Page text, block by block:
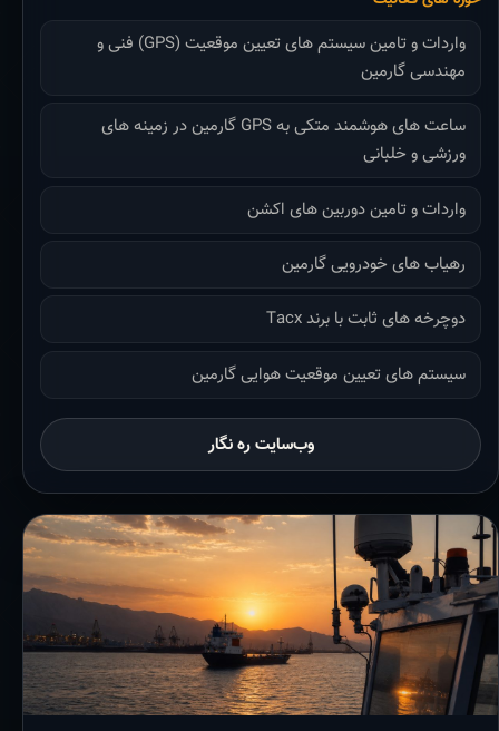
واردات و تامین سیستم های تعیین موقعیت (GPS) فنی و
مهندسی گارمین
ساعت های هوشمند متکی به GPS گارمین در زمینه های
ورزشی و خلبانی
واردات و تامین دوربین های اکشن
رهیاب های خودرویی گارمین
دوچرخه های ثابت با برند Tacx
سیستم های تعیین موقعیت هوایی گارمین
وب‌سایت ره نگار